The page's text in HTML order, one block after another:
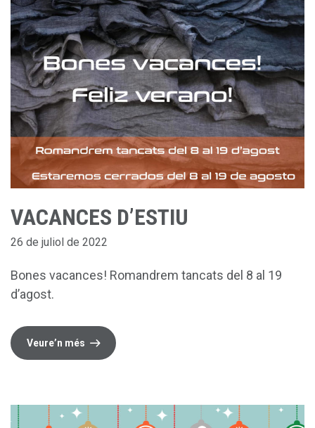
VACANCES D’ESTIU
26 de juliol de 2022
Bones vacances! Romandrem tancats del 8 al 19
d’agost.
Veure’n més